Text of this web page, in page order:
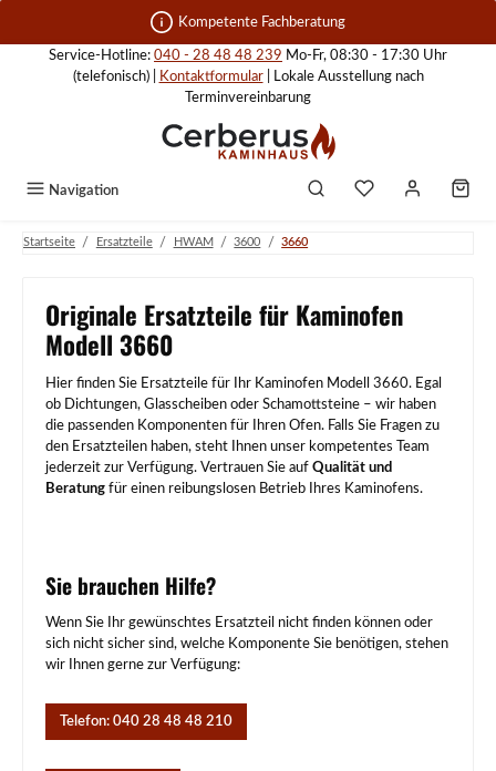
Zum Hauptinhalt springen Kompetente Fachberatung
Service-Hotline: 040 - 28 48 48 239 Mo-Fr, 08:30 - 17:30 Uhr
(telefonisch) |
Kontaktformular| Lokale Ausstellung nach
Terminvereinbarung
Navigation
Startseite / Ersatzteile / HWAM / 3600 / 3660
Originale Ersatzteile für Kaminofen
Modell 3660
Hier finden Sie Ersatzteile für Ihr Kaminofen Modell 3660. Egal
ob Dichtungen, Glasscheiben oder Schamottsteine – wir haben
die passenden Komponenten für Ihren Ofen. Falls Sie Fragen zu
den Ersatzteilen haben, steht Ihnen unser kompetentes Team
jederzeit zur Verfügung. Vertrauen Sie auf Qualität und
Beratung für einen reibungslosen Betrieb Ihres Kaminofens.
Sie brauchen Hilfe?
Wenn Sie Ihr gewünschtes Ersatzteil nicht finden können oder
sich nicht sicher sind, welche Komponente Sie benötigen, stehen
wir Ihnen gerne zur Verfügung:
Telefon: 040 28 48 48 210